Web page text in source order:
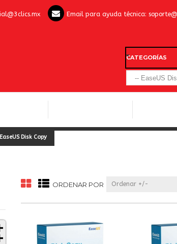
Email para ayuda técnica:
CATEGORÍAS
EaseUS Disk Copy
ORDENAR POR Ordenar +/-